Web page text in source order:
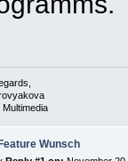
Multimedia
Feature Wunsch